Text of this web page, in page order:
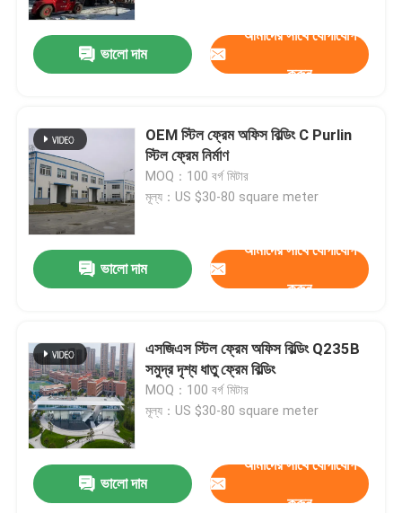
ভালো দাম
আমাদের সাথে যোগাযোগ
করুন
OEM স্টিল ফ্রেম অফিস বিল্ডিং C Purlin
স্টিল ফ্রেম নির্মাণ
MOQ：100 বর্গ মিটার
মূল্য：US $30-80 square meter
ভালো দাম
আমাদের সাথে যোগাযোগ
করুন
এসজিএস স্টিল ফ্রেম অফিস বিল্ডিং Q235B
সমুদ্র দৃশ্য ধাতু ফ্রেম বিল্ডিং
MOQ：100 বর্গ মিটার
মূল্য：US $30-80 square meter
ভালো দাম
আমাদের সাথে যোগাযোগ
করুন